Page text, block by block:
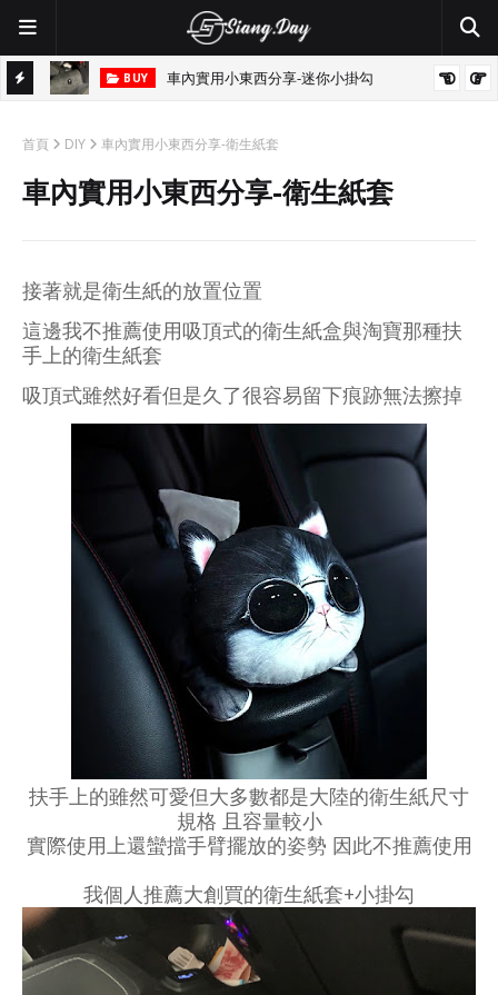
BUY 車內實用小東西分享-迷你小掛勾
首頁 DIY 車內實用小東西分享-衛生紙套
車內實用小東西分享-衛生紙套
接著就是衛生紙的放置位置
這邊我不推薦使用吸頂式的衛生紙盒與淘寶那種扶
手上的衛生紙套
吸頂式雖然好看但是久了很容易留下痕跡無法擦掉
扶手上的雖然可愛但大多數都是大陸的衛生紙尺寸
規格 且容量較小
實際使用上還蠻擋手臂擺放的姿勢 因此不推薦使用
我個人推薦大創買的衛生紙套+小掛勾